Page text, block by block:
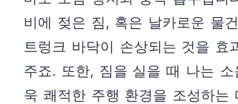
비에 젖은 짐, 혹은 날카로운 물
트렁크 바닥이 손상되는 것을 효
주죠. 또한, 짐을 실을 때 나는 소
욱 쾌적한 주행 환경을 조성하는